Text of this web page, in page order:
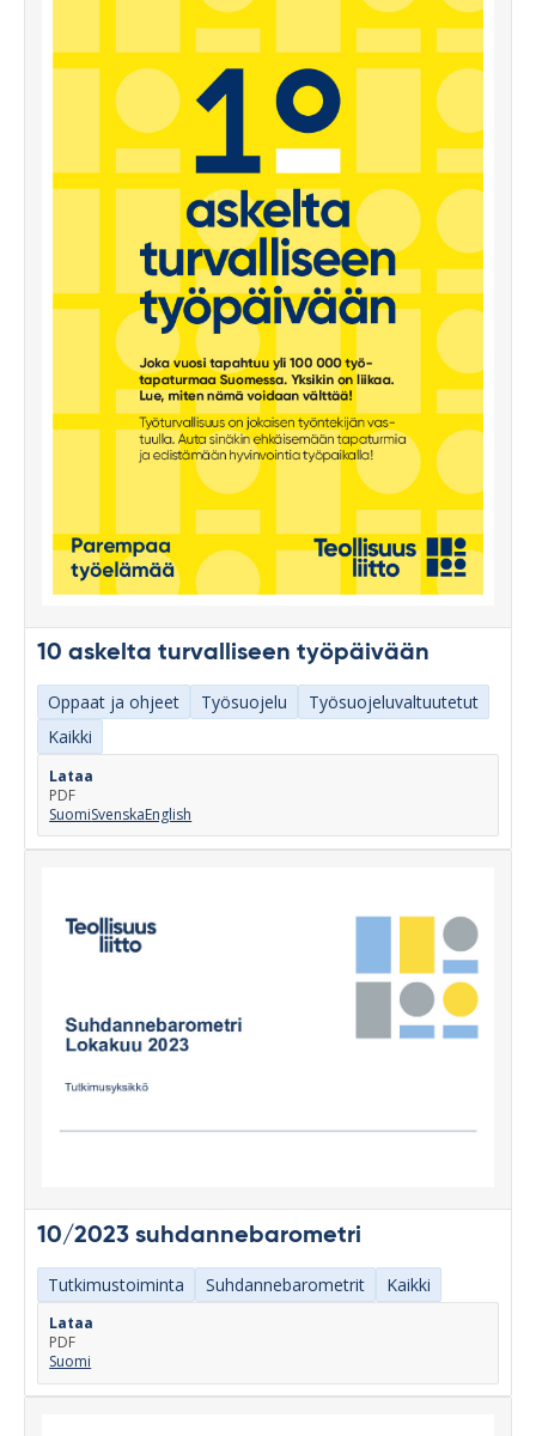
10 askelta turvalliseen työpäivään
Oppaat ja ohjeet Työsuojelu
Työsuojeluvaltuutetut
Kaikki
Lataa
PDF
SuomiSvenskaEnglish
10/2023 suhdannebarometri
Tutkimustoiminta Suhdannebarometrit Kaikki
Lataa
PDF
Suomi